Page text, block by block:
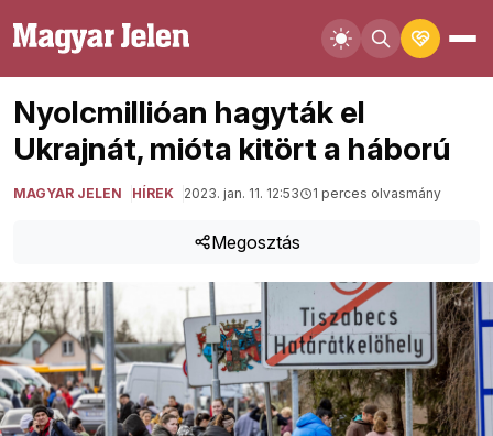
Nyolcmillióan hagyták el
Ukrajnát, mióta kitört a háború
MAGYAR JELEN HÍREK 2023. jan. 11. 12:53 1 perces olvasmány
Megosztás